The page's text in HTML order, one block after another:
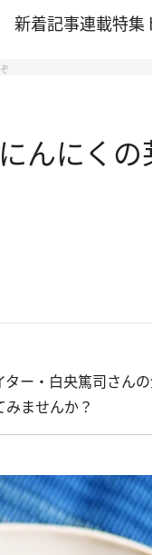
新着記事連載特集
んにく
ー・白央篤司さんの
ませんか？